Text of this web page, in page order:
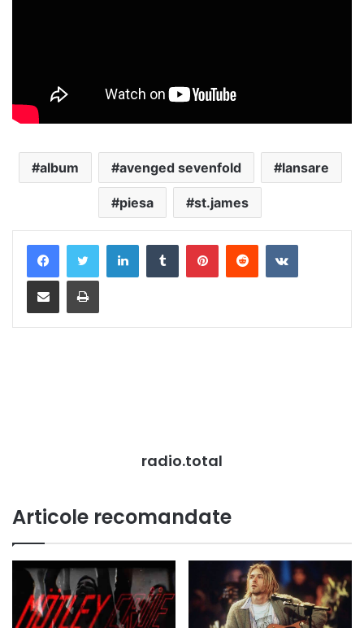
album avenged sevenfold lansare
piesa st.james
LinkedInTumblrPinterestRedditVKontakte
Distribuie prin mail Tipărește
radio.total
Articole recomandate